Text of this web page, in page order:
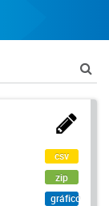
csv
zip
gráfico